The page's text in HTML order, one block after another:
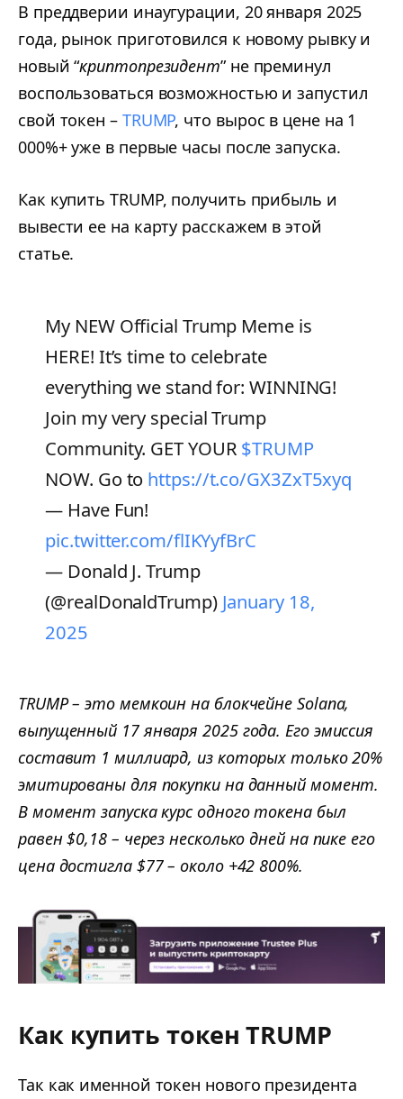
В преддверии инаугурации, 20 января 2025
года, рынок приготовился к новому рывку и
новый “криптопрезидент” не преминул
воспользоваться возможностью и запустил
свой токен – TRUMP, что вырос в цене на 1
000%+ уже в первые часы после запуска.
Как купить TRUMP, получить прибыль и
вывести ее на карту расскажем в этой
статье.
My NEW Official Trump Meme is
HERE! It’s time to celebrate
everything we stand for: WINNING!
Join my very special Trump
Community. GET YOUR $TRUMP
NOW. Go to https://t.co/GX3ZxT5xyq
— Have Fun!
pic.twitter.com/flIKYyfBrC
— Donald J. Trump
(@realDonaldTrump) January 18,
2025
TRUMP – это мемкоин на блокчейне Solana,
выпущенный 17 января 2025 года. Его эмиссия
составит 1 миллиард, из которых только 20%
эмитированы для покупки на данный момент.
В момент запуска курс одного токена был
равен $0,18 – через несколько дней на пике его
цена достигла $77 – около +42 800%.
Как купить токен TRUMP
Так как именной токен нового президента